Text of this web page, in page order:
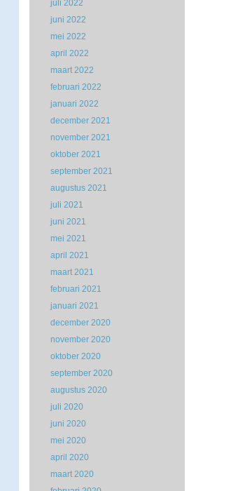
juli 2022
juni 2022
mei 2022
april 2022
maart 2022
februari 2022
januari 2022
december 2021
november 2021
oktober 2021
september 2021
augustus 2021
juli 2021
juni 2021
mei 2021
april 2021
maart 2021
februari 2021
januari 2021
december 2020
november 2020
oktober 2020
september 2020
augustus 2020
juli 2020
juni 2020
mei 2020
april 2020
maart 2020